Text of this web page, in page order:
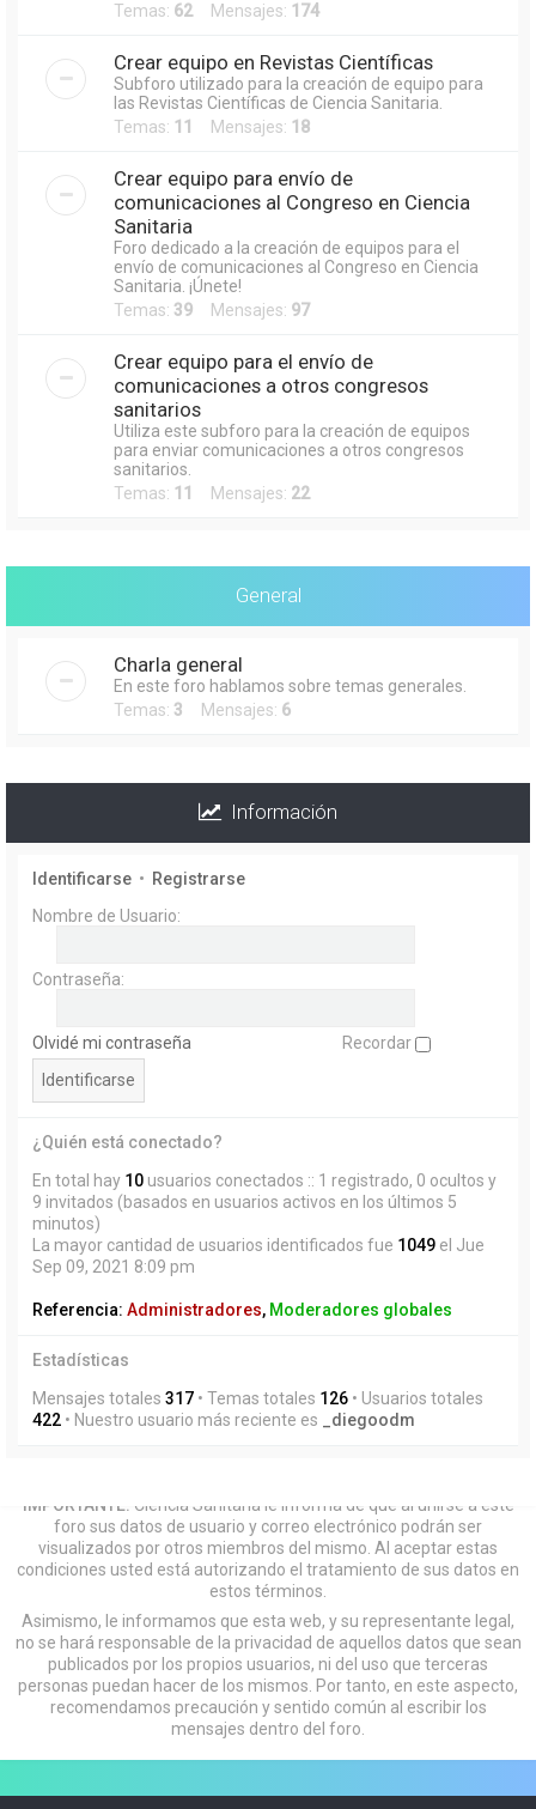
Temas: 62Mensajes: 174
Crear equipo en Revistas Científicas
Subforo utilizado para la creación de equipo para
las Revistas Científicas de Ciencia Sanitaria.
Temas: 11 Mensajes: 18
Crear equipo para envío de
comunicaciones al Congreso en Ciencia
Sanitaria
Foro dedicado a la creación de equipos para el
envío de comunicaciones al Congreso en Ciencia
Sanitaria. ¡Únete!
Temas: 39 Mensajes: 97
Crear equipo para el envío de
comunicaciones a otros congresos
sanitarios
Utiliza este subforo para la creación de equipos
para enviar comunicaciones a otros congresos
sanitarios.
Temas: 11 Mensajes: 22
General
Charla general
En este foro hablamos sobre temas generales.
Temas: 3 Mensajes: 6
Información
Identificarse • Registrarse
Nombre de Usuario:
Contraseña:
Olvidé mi contraseña Recordar
¿Quién está conectado?
En total hay 10 usuarios conectados :: 1 registrado, 0 ocultos y
9 invitados (basados en usuarios activos en los últimos 5
minutos)
La mayor cantidad de usuarios identificados fue 1049 el Jue
Sep 09, 2021 8:09 pm
Referencia: Administradores, Moderadores globales
Estadísticas
Mensajes totales 317 • Temas totales 126 • Usuarios totales
422 • Nuestro usuario más reciente es _diegoodm
IMPORTANTE: Ciencia Sanitaria le informa de que al unirse a este
foro sus datos de usuario y correo electrónico podrán ser
visualizados por otros miembros del mismo. Al aceptar estas
condiciones usted está autorizando el tratamiento de sus datos en
estos términos.
Asimismo, le informamos que esta web, y su representante legal,
no se hará responsable de la privacidad de aquellos datos que sean
publicados por los propios usuarios, ni del uso que terceras
personas puedan hacer de los mismos. Por tanto, en este aspecto,
recomendamos precaución y sentido común al escribir los
mensajes dentro del foro.